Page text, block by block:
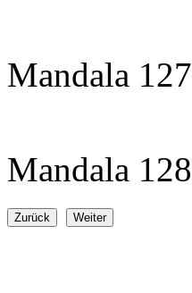
Mandala 127
Mandala 128